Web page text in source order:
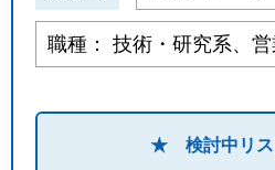
職種： 技術・研究系、
★ 検討中リス